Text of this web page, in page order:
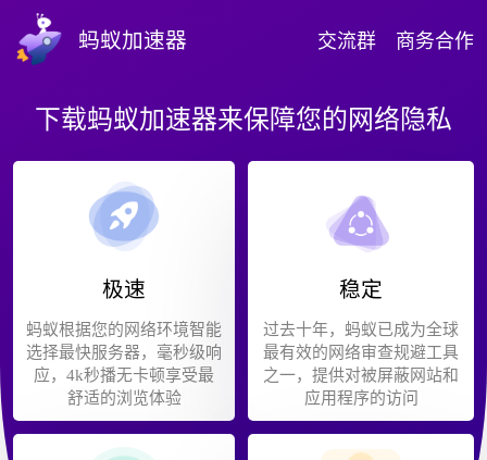
蚂蚁加速器 交流群 商务合作
下载蚂蚁加速器来保障您的网络隐私
极速
蚂蚁根据您的网络环境智能
选择最快服务器，毫秒级响
应，4k秒播无卡顿享受最
舒适的浏览体验
稳定
过去十年，蚂蚁已成为全球
最有效的网络审查规避工具
之一，提供对被屏蔽网站和
应用程序的访问